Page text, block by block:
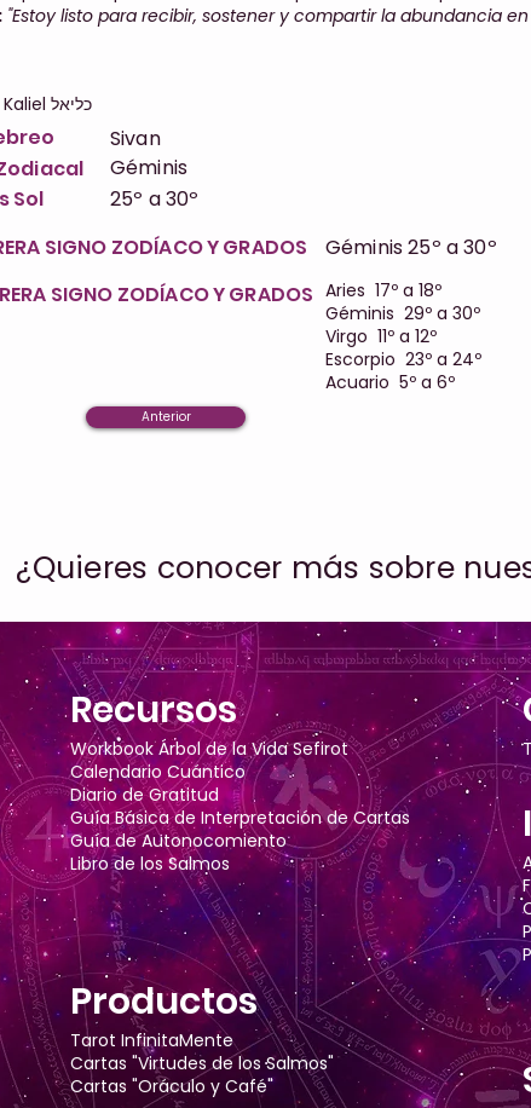
"Estoy listo para recibir, sostener y compartir la abundancia
Kaliel כליאל
Géminis
Sivan
Sol
25º a 30º
SIGNO ZODÍACO Y GRADOS
Géminis 25º a 30º
SIGNO ZODÍACO Y GRADOS Aries 17º a 18º
Géminis 29º a 30º
Virgo 11º a 12º
Escorpio 23º a 24º
Acuario 5º a 6º
Anterior
¿Quieres conocer más sobre
Recursos
Workbook Árbol de la Vida Sefirot
Calendario Cuántico
Diario de Gratitud
Guía Básica de Interpretación de Cartas
Guía de Autonocomiento
Libro de los Salmos
Productos
Tarot InfinitaMente
Cartas "Virtudes de los Salmos"
Cartas "Oráculo y Café"